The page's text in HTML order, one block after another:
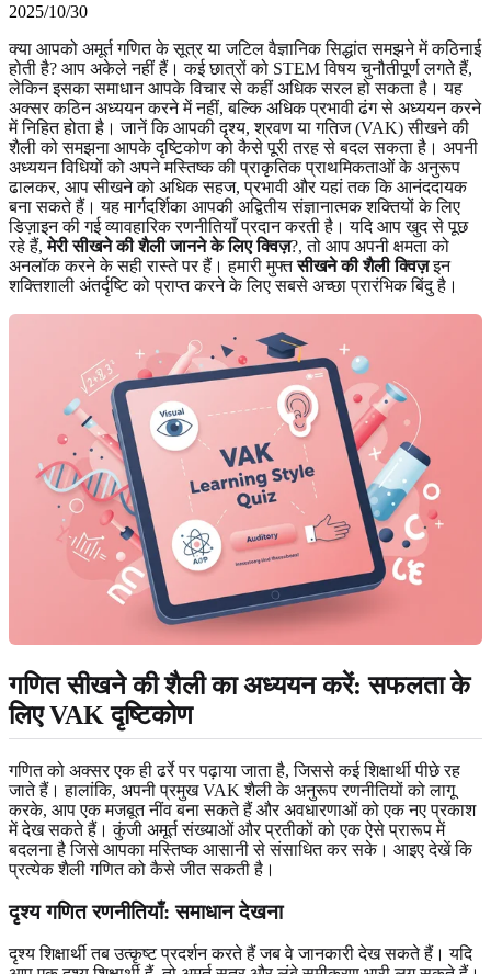
2025/10/30
क्या आपको अमूर्त गणित के सूत्र या जटिल वैज्ञानिक सिद्धांत समझने में कठिनाई
होती है? आप अकेले नहीं हैं। कई छात्रों को STEM विषय चुनौतीपूर्ण लगते हैं,
लेकिन इसका समाधान आपके विचार से कहीं अधिक सरल हो सकता है। यह
अक्सर कठिन अध्ययन करने में नहीं, बल्कि अधिक प्रभावी ढंग से अध्ययन करने
में निहित होता है। जानें कि आपकी दृश्य, श्रवण या गतिज (VAK) सीखने की
शैली को समझना आपके दृष्टिकोण को कैसे पूरी तरह से बदल सकता है। अपनी
अध्ययन विधियों को अपने मस्तिष्क की प्राकृतिक प्राथमिकताओं के अनुरूप
ढालकर, आप सीखने को अधिक सहज, प्रभावी और यहां तक कि आनंददायक
बना सकते हैं। यह मार्गदर्शिका आपकी अद्वितीय संज्ञानात्मक शक्तियों के लिए
डिज़ाइन की गई व्यावहारिक रणनीतियाँ प्रदान करती है। यदि आप खुद से पूछ
रहे हैं,मेरी सीखने की शैली जानने के लिए क्विज़?, तो आप अपनी क्षमता को
अनलॉक करने के सही रास्ते पर हैं। हमारी मुफ्तसीखने की शैली क्विज़इन
शक्तिशाली अंतर्दृष्टि को प्राप्त करने के लिए सबसे अच्छा प्रारंभिक बिंदु है।
गणित सीखने की शैली का अध्ययन करें: सफलता के
लिए VAK दृष्टिकोण
गणित को अक्सर एक ही ढर्रे पर पढ़ाया जाता है, जिससे कई शिक्षार्थी पीछे रह
जाते हैं। हालांकि, अपनी प्रमुख VAK शैली के अनुरूप रणनीतियों को लागू
करके, आप एक मजबूत नींव बना सकते हैं और अवधारणाओं को एक नए प्रकाश
में देख सकते हैं। कुंजी अमूर्त संख्याओं और प्रतीकों को एक ऐसे प्रारूप में
बदलना है जिसे आपका मस्तिष्क आसानी से संसाधित कर सके। आइए देखें कि
प्रत्येक शैली गणित को कैसे जीत सकती है।
दृश्य गणित रणनीतियाँ: समाधान देखना
दृश्य शिक्षार्थी तब उत्कृष्ट प्रदर्शन करते हैं जब वे जानकारी देख सकते हैं। यदि